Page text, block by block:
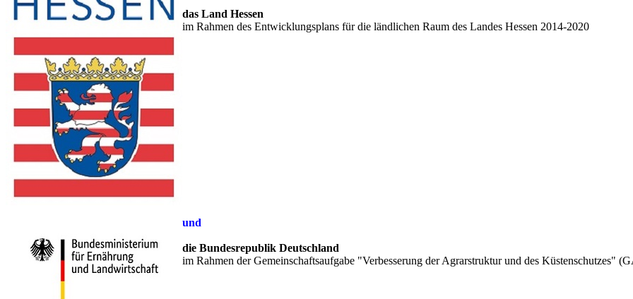
das Land Hessen
im Rahmen des Entwicklungsplans für die ländlichen Raum des Landes Hessen 2014-2020
und
die Bundesrepublik Deutschland
im Rahmen der Gemeinschaftsaufgabe "Verbesserung der Agrarstruktur und des Küstenschutzes"